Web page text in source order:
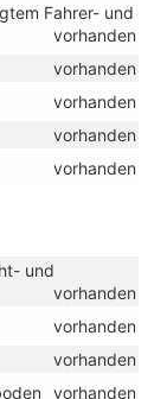
Fahrer- und
vorhanden
vorhanden
vorhanden
vorhanden
vorhanden
und
vorhanden
vorhanden
vorhanden
vorhanden